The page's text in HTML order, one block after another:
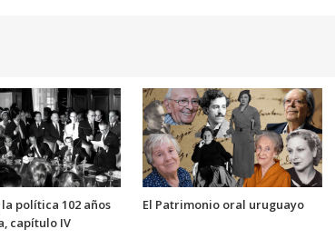
política 102 años
capítulo IV
El Patrimonio oral uruguayo